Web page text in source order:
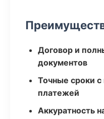
Договор и
документов
Точные сроки с
платежей
Аккуратность